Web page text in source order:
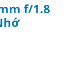
f/1.8